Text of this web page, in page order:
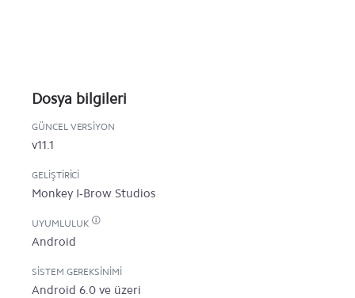
Dosya bilgileri
GÜNCEL VERSIYON
v11.1
GELIŞTIRICI
Monkey I-Brow Studios
UYUMLULUK
Android
SISTEM GEREKSINIMI
Android 6.0 ve üzeri